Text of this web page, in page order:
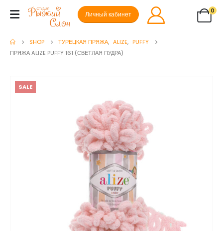
Личный кабинет
0
SHOP ТУРЕЦКАЯ ПРЯЖА, ALIZE, PUFFY
ПРЯЖА ALIZE PUFFY 161 (СВЕТЛАЯ ПУДРА)
SALE